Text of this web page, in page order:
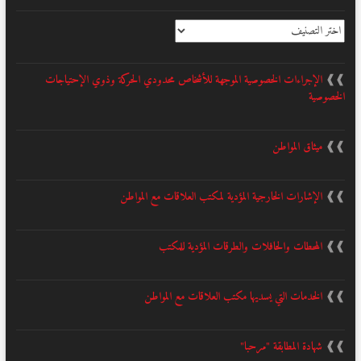
التصنيف
❱❱ الإجراءات الخصوصية الموجهة للأشخاص محدودي الحركة وذوي الإحتياجات
الخصوصية
❱❱ ميثاق المواطن
❱❱ الإشارات الخارجية المؤدية لمكتب العلاقات مع المواطن
❱❱ المحطات والحافلات والطرقات المؤدية للمكتب
❱❱ الخدمات التي يسديها مكتب العلاقات مع المواطن
❱❱ شهادة المطابقة "مرحبا"